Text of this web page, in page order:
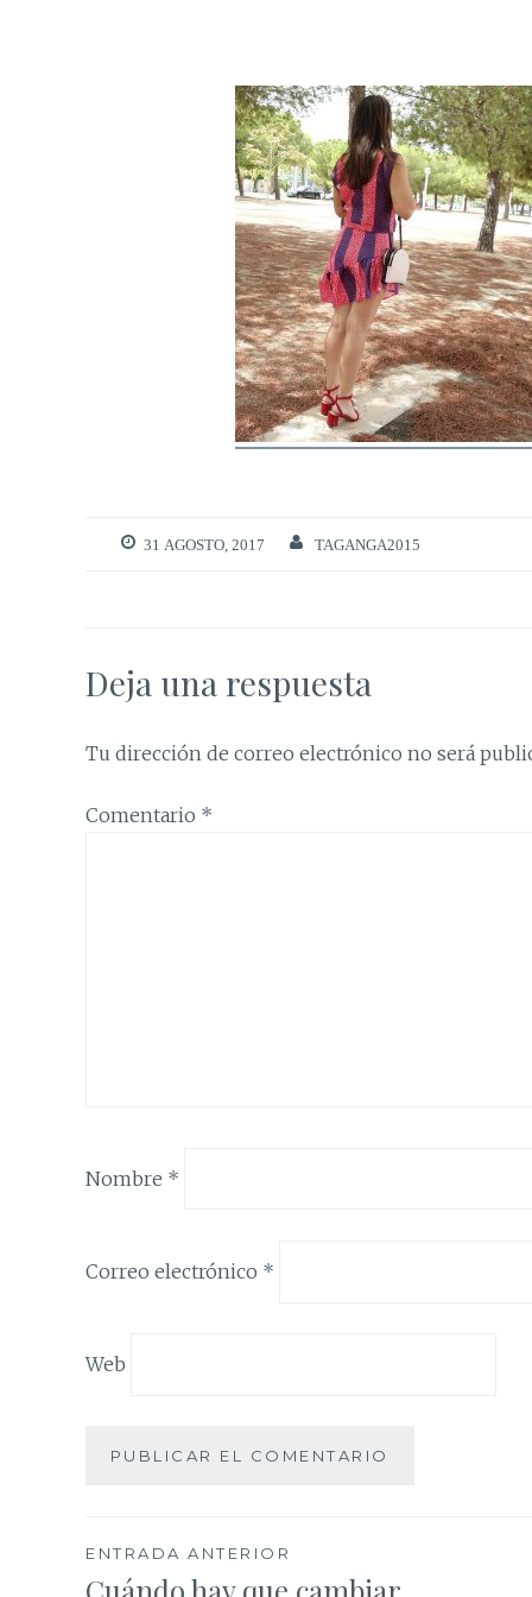
31 AGOSTO, 2017 TAGANGA2015
Deja una respuesta
Tu dirección de correo electrónico no será
Comentario *
Nombre *
Correo electrónico *
Web
Navegación
ENTRADA ANTERIOR